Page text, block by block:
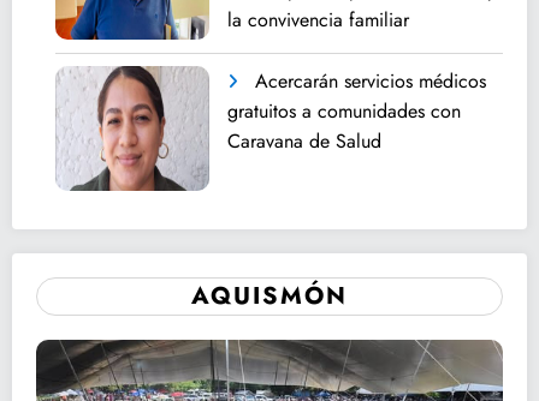
la convivencia familiar
Acercarán servicios médicos
gratuitos a comunidades con
Caravana de Salud
AQUISMÓN